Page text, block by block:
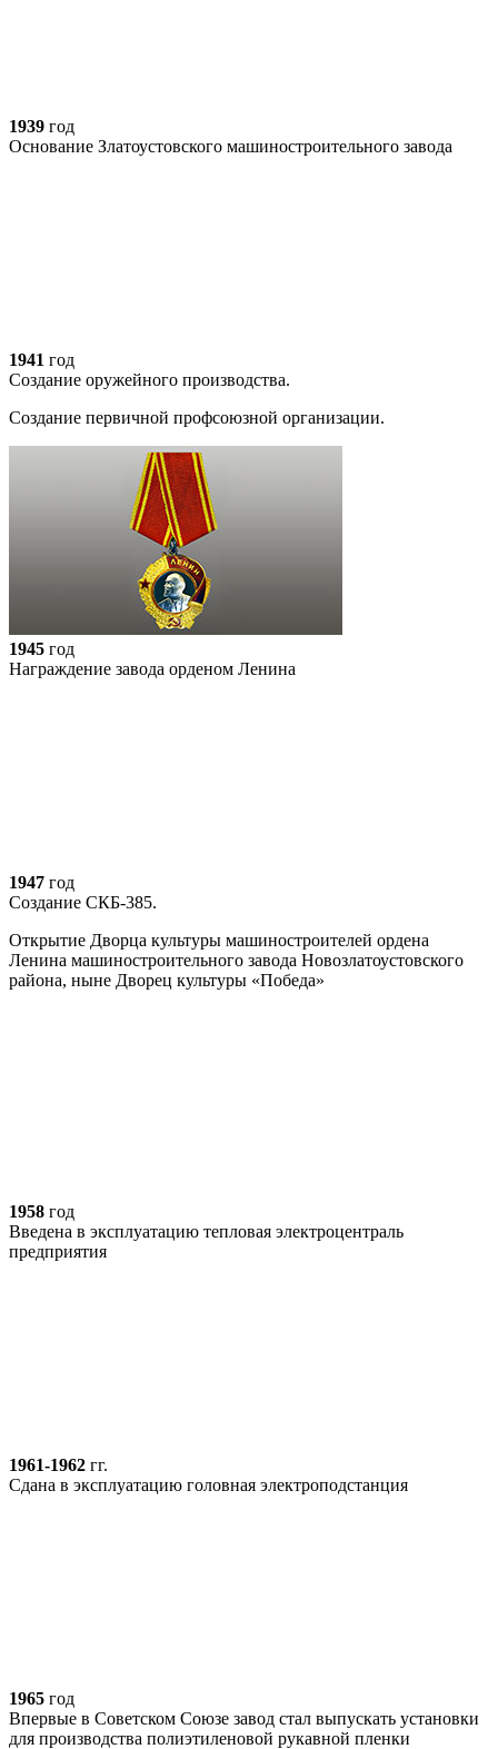
1939 год
Основание Златоустовского машиностроительного завода
1941 год
Создание оружейного производства.
Создание первичной профсоюзной организации.
1945 год
Награждение завода орденом Ленина
1947 год
Создание СКБ-385.
Открытие Дворца культуры машиностроителей ордена
Ленина машиностроительного завода Новозлатоустовского
района, ныне Дворец культуры «Победа»
1958 год
Введена в эксплуатацию тепловая электроцентраль
предприятия
1961-1962 гг.
Сдана в эксплуатацию головная электроподстанция
1965 год
Впервые в Советском Союзе завод стал выпускать установки
для производства полиэтиленовой рукавной пленки